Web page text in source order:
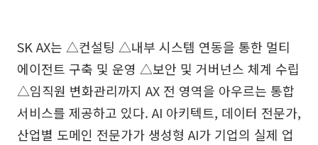
SK AX는 △컨설팅 △내부 시스템 연동을 통한 멀티
에이전트 구축 및 운영 △보안 및 거버넌스 체계 수립
△임직원 변화관리까지 AX 전 영역을 아우르는 통합
서비스를 제공하고 있다. AI 아키텍트, 데이터 전문가,
산업별 도메인 전문가가 생성형 AI가 기업의 실제 업